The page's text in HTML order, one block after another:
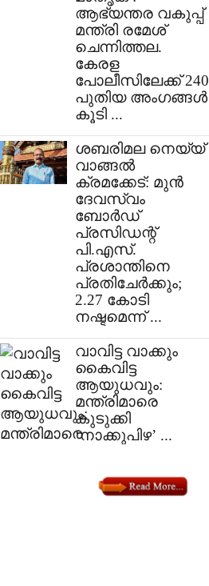
ആഭ്യന്തര വകുപ്പ്
മന്ത്രി രമേശ്
ചെന്നിത്തല.
കേരള
പോലീസിലേക്ക് 240
പുതിയ അംഗങ്ങൾ
കൂടി ...
ശബരിമല നെയ്യ്
വാങ്ങൽ
ക്രമക്കേട്: മുൻ
ദേവസ്വം
ബോർഡ്
പ്രസിഡന്റ്
പി.എസ്.
പ്രശാന്തിനെ
പ്രതിചേർക്കും;
2.27 കോടി
നഷ്ടമെന്ന് ...
​വാവിട്ട വാക്കും
കൈവിട്ട
ആയുധവും:
മന്ത്രിമാരെ
കുടുക്കി
‘നാക്കുപിഴ’ ...